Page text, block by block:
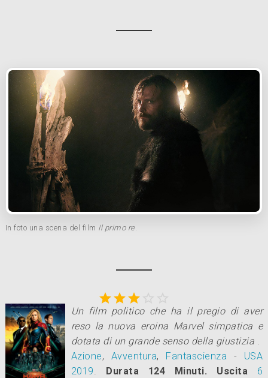
In foto una scena del film Il primo re.

Un film politico che ha il pregio di aver
reso la nuova eroina Marvel simpatica e
dotata di un grande senso della giustizia .
Azione, Avventura, Fantascienza - USA
2019. Durata 124 Minuti. Uscita
6